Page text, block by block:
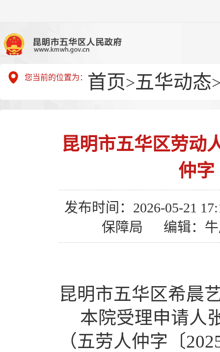
您当前的位置为： 首页>五华动态
昆明市五华区劳动
仲字
发布时间：2026-05-21
保障局
编辑：
昆明市五华区希晨
本院受理申请人
（五劳人仲字〔